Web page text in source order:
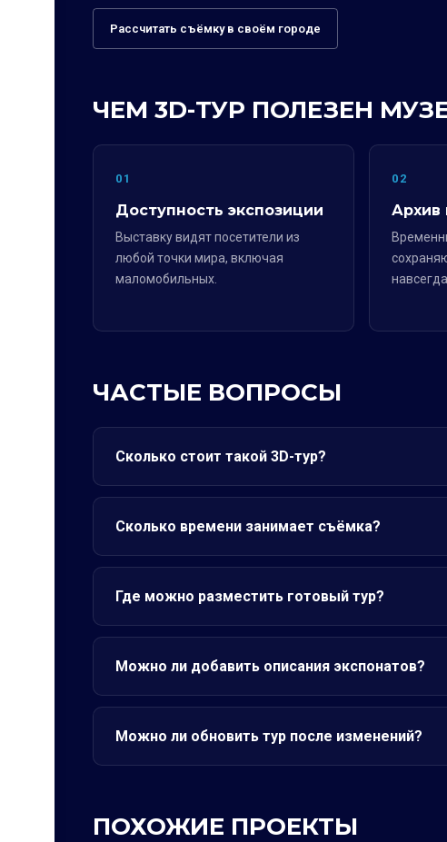
Рассчитать съёмку в своём городе
ЧЕМ 3D-ТУР ПОЛЕЗЕН
01
Доступность экспозиции
Выставку видят посетители из
любой точки мира, включая
маломобильных.
02
Архив
навсегда.
ЧАСТЫЕ ВОПРОСЫ
Сколько стоит такой 3D-тур?
Сколько времени занимает съёмка?
Где можно разместить готовый тур?
Можно ли добавить описания экспонатов?
Можно ли обновить тур после изменений?
ПОХОЖИЕ ПРОЕКТЫ